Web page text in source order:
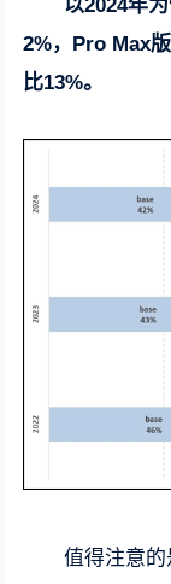
以2024年
2%，Pro Max
比13%。
值得注意